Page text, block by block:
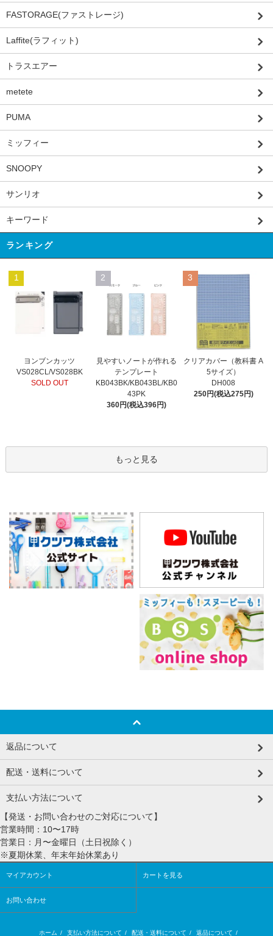
FASTORAGE(ファストレージ)
Laffite(ラフィット)
トラスエアー
metete
PUMA
ミッフィー
SNOOPY
サンリオ
キーワード
ランキング
1
ヨンブンカッツ
VS028CL/VS028BK
SOLD OUT
2
見やすいノートが作れる
テンプレート
KB043BK/KB043BL/KB0
43PK
360円(税込396円)
3
クリアカバー（教科書 A
5サイズ）
DH008
250円(税込275円)
もっと見る
返品について
配送・送料について
支払い方法について
【発送・お問い合わせのご対応について】
営業時間：10〜17時
営業日：月〜金曜日（土日祝除く）
※夏期休業、年末年始休業あり
マイアカウント カートを見る
お問い合わせ
ホーム / 支払い方法について / 配送・送料について / 返品について /